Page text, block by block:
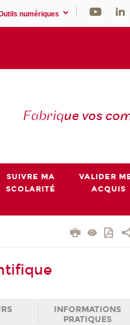
numériques
Fabrique vos
SUIVRE MA
SCOLARITÉ
VALIDER
ACQUIS
INFORMATIONS
PRATIQUES